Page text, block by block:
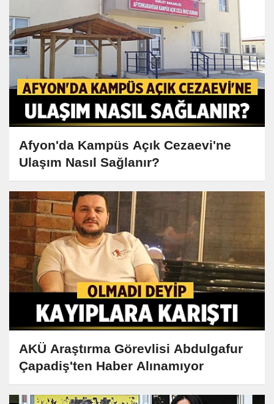
Afyon'da Kampüs Açık Cezaevi'ne
Ulaşım Nasıl Sağlanır?
AKÜ Araştırma Görevlisi Abdulgafur
Çapadiş'ten Haber Alınamıyor